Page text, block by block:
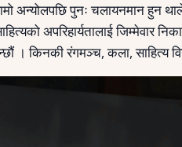
अन्योलपछि पुनः चलायनमान हुन
अपरिहार्यतालाई जिम्मेवार
। किनकी रंगमञ्च, कला,